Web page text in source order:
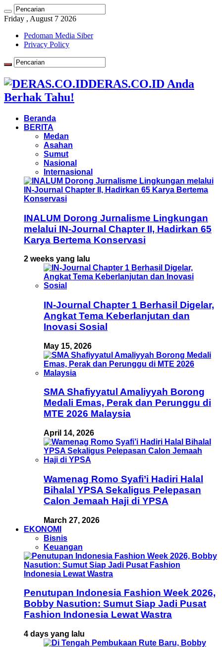
Friday , August 7 2026
Pedoman Media Siber
Privacy Policy
DERAS.CO.ID Anda
Berhak Tahu!
Beranda
BERITA
Medan
Asahan
Sumut
Nasional
Internasional
INALUM Dorong Jurnalisme Lingkungan
melalui IN-Journal Chapter II, Hadirkan 65
Karya Bertema Konservasi
2 weeks yang lalu
IN-Journal Chapter 1 Berhasil Digelar,
Angkat Tema Keberlanjutan dan
Inovasi Sosial
May 15, 2026
SMA Shafiyyatul Amaliyyah Borong
Medali Emas, Perak dan Perunggu di
MTE 2026 Malaysia
April 14, 2026
Wamenag Romo Syafi’i Hadiri Halal
Bihalal YPSA Sekaligus Pelepasan
Calon Jemaah Haji di YPSA
March 27, 2026
EKONOMI
Bisnis
Keuangan
Penutupan Indonesia Fashion Week 2026,
Bobby Nasution: Sumut Siap Jadi Pusat
Fashion Indonesia Lewat Wastra
4 days yang lalu